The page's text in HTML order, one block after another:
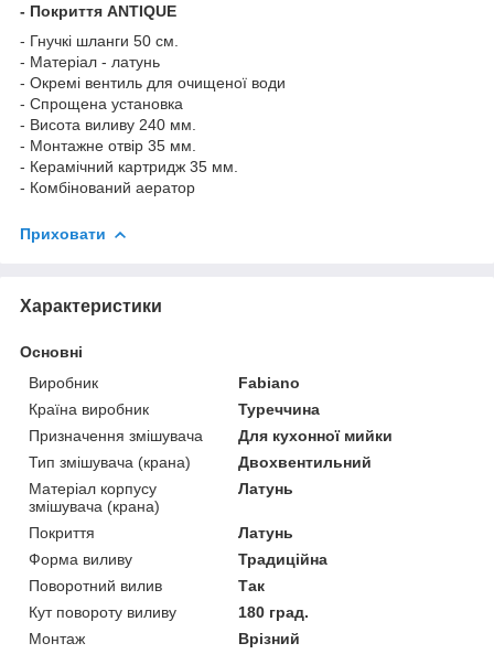
- Покриття ANTIQUE
- Гнучкі шланги 50 см.
- Матеріал - латунь
- Окремі вентиль для очищеної води
- Спрощена установка
- Висота виливу 240 мм.
- Монтажне отвір 35 мм.
- Керамічний картридж 35 мм.
- Комбінований аератор
Приховати
Характеристики
Основні
Виробник
Fabiano
Країна виробник
Туреччина
Призначення змішувача
Для кухонної мийки
Тип змішувача (крана)
Двохвентильний
Матеріал корпусу
змішувача (крана)
Латунь
Покриття
Латунь
Форма виливу
Традиційна
Поворотний вилив
Так
Кут повороту виливу
180 град.
Монтаж
Врізний